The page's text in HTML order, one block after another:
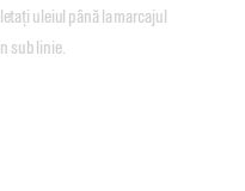
uleiul până la marcajul
sub linie.